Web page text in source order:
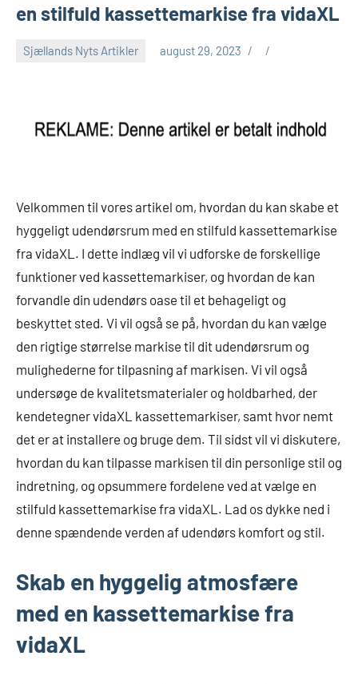
en stilfuld kassettemarkise fra vidaXL
Sjællands Nyts Artikler august 29, 2023
Velkommen til vores artikel om, hvordan du kan skabe et
hyggeligt udendørsrum med en stilfuld kassettemarkise
fra vidaXL. I dette indlæg vil vi udforske de forskellige
funktioner ved kassettemarkiser, og hvordan de kan
forvandle din udendørs oase til et behageligt og
beskyttet sted. Vi vil også se på, hvordan du kan vælge
den rigtige størrelse markise til dit udendørsrum og
mulighederne for tilpasning af markisen. Vi vil også
undersøge de kvalitetsmaterialer og holdbarhed, der
kendetegner vidaXL kassettemarkiser, samt hvor nemt
det er at installere og bruge dem. Til sidst vil vi diskutere,
hvordan du kan tilpasse markisen til din personlige stil og
indretning, og opsummere fordelene ved at vælge en
stilfuld kassettemarkise fra vidaXL. Lad os dykke ned i
denne spændende verden af udendørs komfort og stil.
Skab en hyggelig atmosfære
med en kassettemarkise fra
vidaXL